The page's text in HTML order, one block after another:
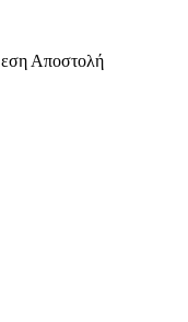
Αποστολή